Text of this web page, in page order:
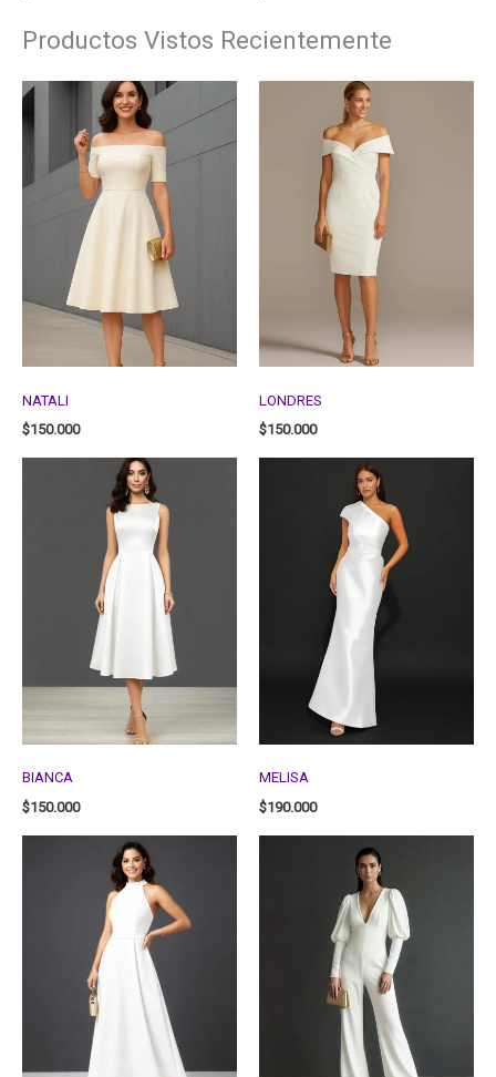
Productos Vistos Recientemente
NATALI
$150.000
LONDRES
$150.000
BIANCA
$150.000
MELISA
$190.000